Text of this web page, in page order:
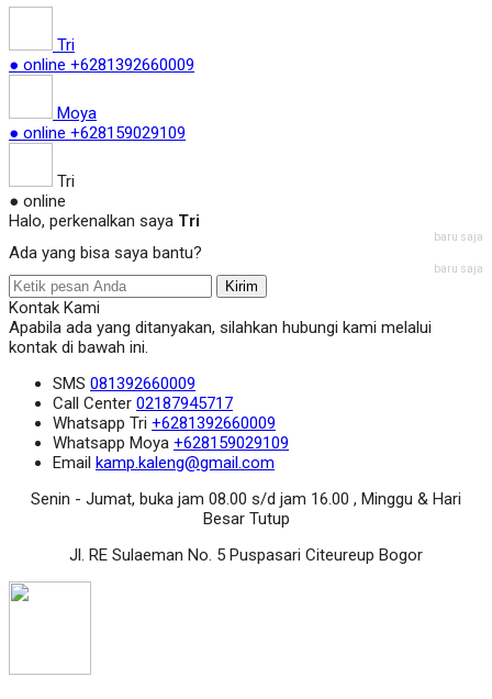
Tri
● online +6281392660009
Moya
● online +628159029109
Tri
● online
Halo, perkenalkan saya Tri
baru saja
Ada yang bisa saya bantu?
baru saja
Kirim
Kontak Kami
Apabila ada yang ditanyakan, silahkan hubungi kami melalui
kontak di bawah ini.
SMS 081392660009
Call Center 02187945717
Whatsapp Tri +6281392660009
Whatsapp Moya +628159029109
Email kamp.kaleng@gmail.com
Senin - Jumat, buka jam 08.00 s/d jam 16.00 , Minggu & Hari
Besar Tutup
Jl. RE Sulaeman No. 5 Puspasari Citeureup Bogor